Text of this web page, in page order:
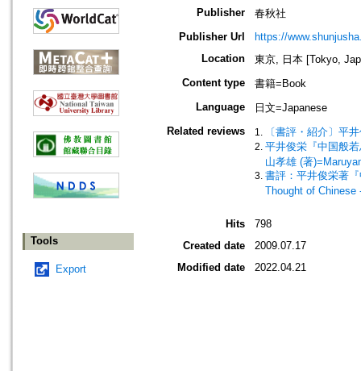
Tools
Export
Publisher
春秋社
Publisher Url
https://
Location
東京, 日本 [Tokyo,
Content type
書籍=Book
Language
日文=Japanese
Related reviews
〔書評・紹介〕平
平井俊栄『中国般
山孝雄 (著
書評：平井俊栄著
Thought of Chinese
Hits
798
Created date
2009.07.17
Modified date
2022.04.21